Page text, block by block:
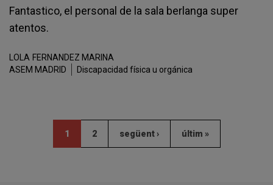
Fantastico, el personal de la sala berlanga super
atentos.
LOLA FERNANDEZ MARINA
ASEM MADRID
Discapacidad física u orgánica
1 2 següent › últim »